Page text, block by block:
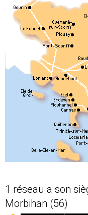
1 réseau a son
Morbihan (56)